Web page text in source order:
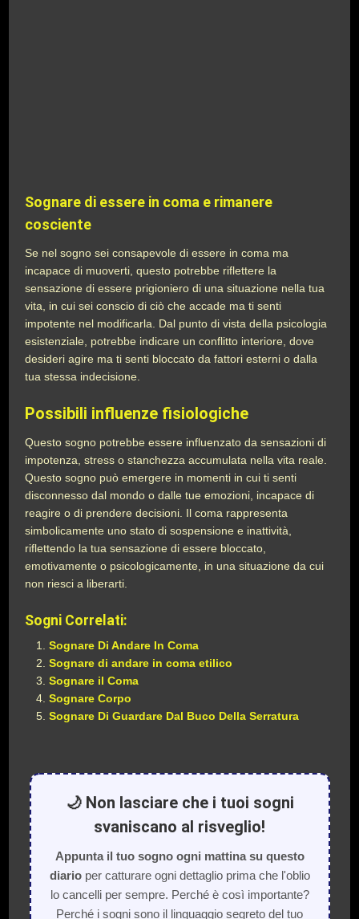
Sognare di essere in coma e rimanere
cosciente
Se nel sogno sei consapevole di essere in coma ma
incapace di muoverti, questo potrebbe riflettere la
sensazione di essere prigioniero di una situazione nella tua
vita, in cui sei conscio di ciò che accade ma ti senti
impotente nel modificarla. Dal punto di vista della psicologia
esistenziale, potrebbe indicare un conflitto interiore, dove
desideri agire ma ti senti bloccato da fattori esterni o dalla
tua stessa indecisione.
Possibili influenze fisiologiche
Questo sogno potrebbe essere influenzato da sensazioni di
impotenza, stress o stanchezza accumulata nella vita reale.
Questo sogno può emergere in momenti in cui ti senti
disconnesso dal mondo o dalle tue emozioni, incapace di
reagire o di prendere decisioni. Il coma rappresenta
simbolicamente uno stato di sospensione e inattività,
riflettendo la tua sensazione di essere bloccato,
emotivamente o psicologicamente, in una situazione da cui
non riesci a liberarti.
Sogni Correlati:
Sognare Di Andare In Coma
Sognare di andare in coma etilico
Sognare il Coma
Sognare Corpo
Sognare Di Guardare Dal Buco Della Serratura
🌙 Non lasciare che i tuoi sogni
svaniscano al risveglio!
Appunta il tuo sogno ogni mattina su questo
diarioper catturare ogni dettaglio prima che l'oblio
lo cancelli per sempre. Perché è così importante?
Perché i sogni sono il linguaggio segreto del tuo